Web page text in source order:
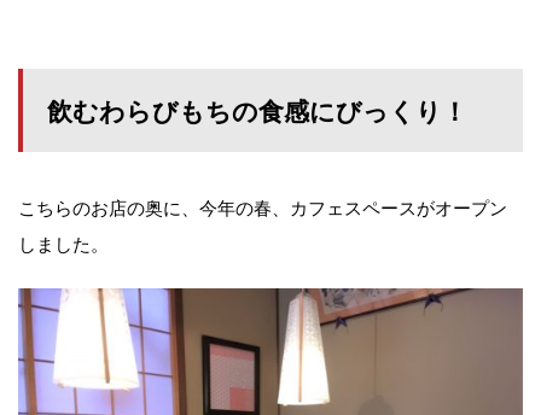
飲むわらびもちの食感にびっくり！
こちらのお店の奥に、今年の春、カフェスペースがオープン
しました。